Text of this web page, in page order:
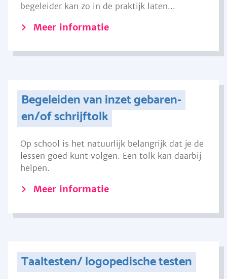
begeleider kan zo in de praktijk laten...
Meer informatie
Begeleiden van inzet gebaren-
en/of schrijftolk
Op school is het natuurlijk belangrijk dat je de
lessen goed kunt volgen. Een tolk kan daarbij
helpen.
Meer informatie
Taaltesten/ logopedische testen